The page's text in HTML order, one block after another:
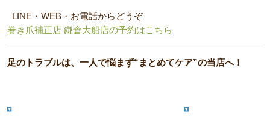
LINE・WEB・お電話からどうぞ
巻き爪補正店 鎌倉大船店の予約はこちら
足のトラブルは、一人で悩まず“まとめてケア”の当店へ！